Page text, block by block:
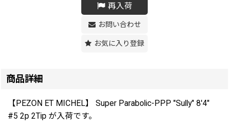
再入荷
お問い合わせ
お気に入り登録
商品詳細
【PEZON ET MICHEL】 Super Parabolic-PPP "Sully" 8'4"
#5 2p 2Tip が入荷です。